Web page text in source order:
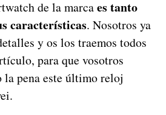
de la marcaes tanto
características. Nosotros ya
y os los traemos todos
para que vosotros
pena este último reloj